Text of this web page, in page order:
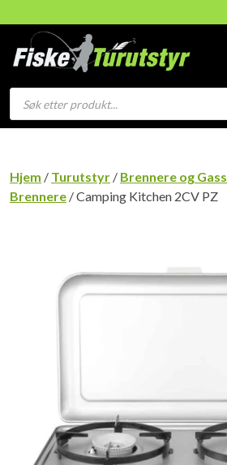
Products
search
Hjem / Turutstyr / Brennere og Gass
Brennere / Camping Kitchen 2CV PZ